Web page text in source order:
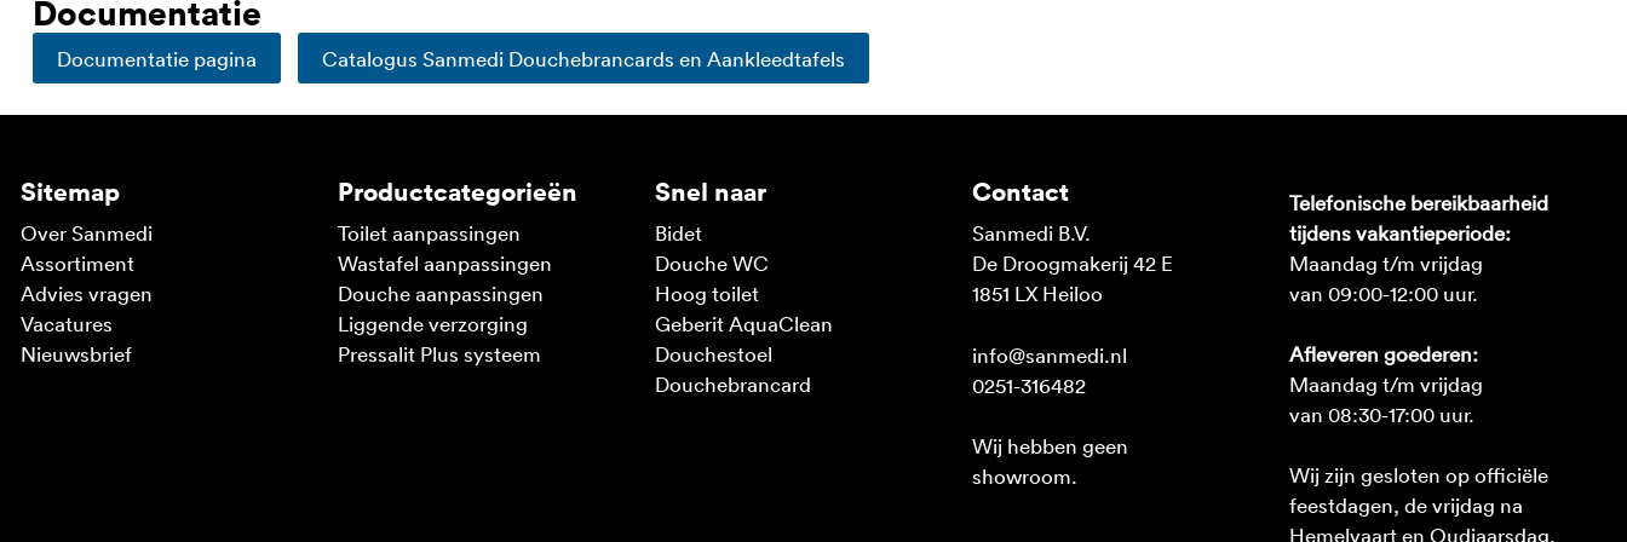
Documentatie
Documentatie pagina Catalogus Sanmedi Douchebrancards en Aankleedtafels
Sitemap
Over Sanmedi
Assortiment
Advies vragen
Vacatures
Nieuwsbrief
Productcategorieën
Toilet aanpassingen
Wastafel aanpassingen
Douche aanpassingen
Liggende verzorging
Pressalit Plus systeem
Snel naar
Bidet
Douche WC
Hoog toilet
Geberit AquaClean
Douchestoel
Douchebrancard
Contact
Sanmedi B.V.
De Droogmakerij 42 E
1851 LX Heiloo
info@sanmedi.nl
0251-316482
Wij hebben geen
showroom.
Telefonische bereikbaarheid
tijdens vakantieperiode:
Maandag t/m vrijdag
van 09:00-12:00 uur.
Afleveren goederen:
Maandag t/m vrijdag
van 08:30-17:00 uur.
Wij zijn gesloten op officiële
feestdagen, de vrijdag na
Hemelvaart en Oudjaarsdag.